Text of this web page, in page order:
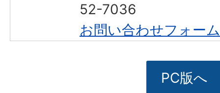
52-7036
お問い合わせフォーム
PC版へ